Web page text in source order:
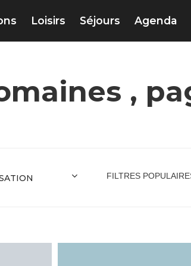
Loisirs Séjours Agenda
,
FILTRES